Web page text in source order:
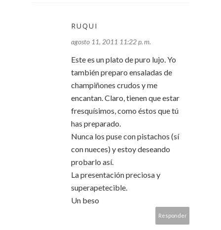
RUQUI
agosto 11, 2011 11:22 p. m.
Este es un plato de puro lujo. Yo
también preparo ensaladas de
champiñones crudos y me
encantan. Claro, tienen que estar
fresquísimos, como éstos que tú
has preparado.
Nunca los puse con pistachos (sí
con nueces) y estoy deseando
probarlo así.
La presentación preciosa y
superapetecible.
Un beso
Responder